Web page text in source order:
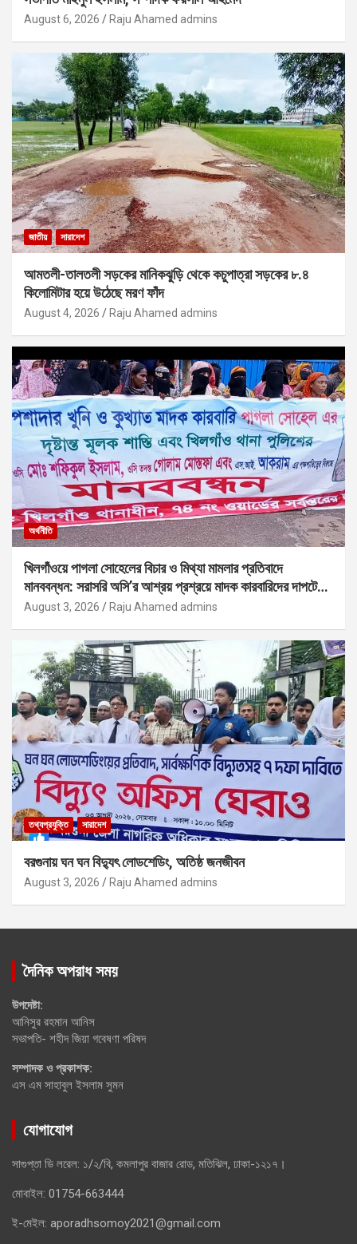
August 6, 2026 Raju Ahamed admins
জাতীয় সারাদেশ
আমতলী-তালতলী সড়কের মানিকঝুড়ি থেকে কচুপাত্রা সড়কের ৮.৪
কিলোমিটার হয়ে উঠেছে মরণ ফাঁদ
August 4, 2026 Raju Ahamed admins
অর্থনীতি
খিলগাঁওয়ে পাগলা সোহেলের বিচার ও মিথ্যা মামলার প্রতিবাদে
মানববন্ধন: সরাসরি অসি’র আশ্রয় প্রশ্রয়ে মাদক কারবারিদের দাপটের
অভিযোগ
August 3, 2026 Raju Ahamed admins
তথ্যপ্রযুক্তি সারাদেশ
বরগুনায় ঘন ঘন বিদ্যুৎ লোডশেডিং, অতিষ্ঠ জনজীবন
August 3, 2026 Raju Ahamed admins
দৈনিক অপরাধ সময়
উপদেষ্টা:
আনিসুর রহমান আনিস
সভাপতি- শহীদ জিয়া গবেষণা পরিষদ
সম্পাদক ও প্রকাশক:
এস এম সাহাবুল ইসলাম সুমন
যোগাযোগ
সাগুপ্তা ডি লরেল: ১/২/বি, কমলাপুর বাজার রোড, মতিঝিল, ঢাকা-১২১৭।
মোবাইল: 01754-663444
ই-মেইল: aporadhsomoy2021@gmail.com